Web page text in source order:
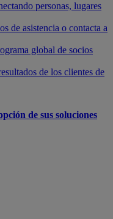
personas, lugares
de asistencia o contacta a
global de socios
de los clientes de
de sus soluciones